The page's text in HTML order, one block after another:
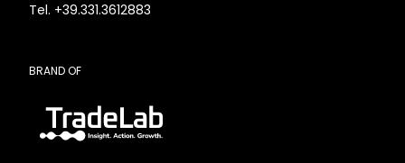
Tel. +39.331.3612883
BRAND OF